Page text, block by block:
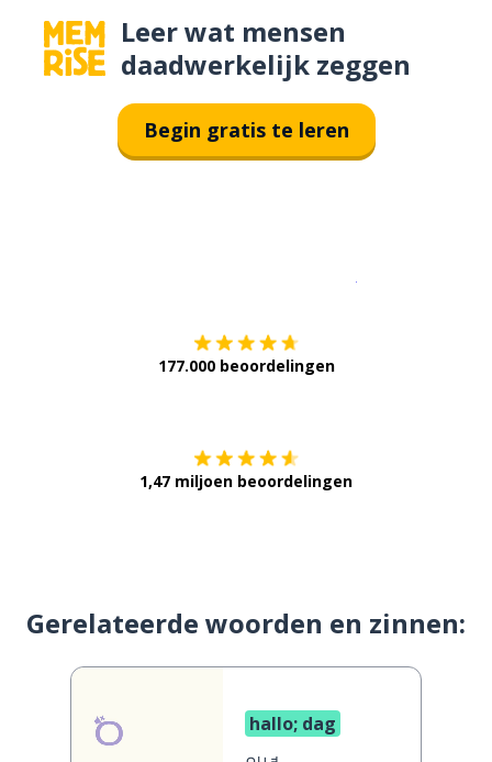
Leer wat mensen
daadwerkelijk zeggen
Begin gratis te leren
177.000 beoordelingen
1,47 miljoen beoordelingen
Gerelateerde woorden en zinnen:
hallo; dag